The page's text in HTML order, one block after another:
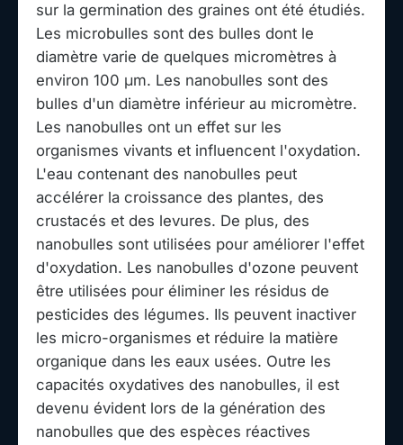
sur la germination des graines ont été étudiés.
Les microbulles sont des bulles dont le
diamètre varie de quelques micromètres à
environ 100 μm. Les nanobulles sont des
bulles d'un diamètre inférieur au micromètre.
Les nanobulles ont un effet sur les
organismes vivants et influencent l'oxydation.
L'eau contenant des nanobulles peut
accélérer la croissance des plantes, des
crustacés et des levures. De plus, des
nanobulles sont utilisées pour améliorer l'effet
d'oxydation. Les nanobulles d'ozone peuvent
être utilisées pour éliminer les résidus de
pesticides des légumes. Ils peuvent inactiver
les micro-organismes et réduire la matière
organique dans les eaux usées. Outre les
capacités oxydatives des nanobulles, il est
devenu évident lors de la génération des
nanobulles que des espèces réactives